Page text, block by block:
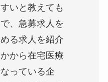
いと教えても
、急募求人を
る求人を紹介
から在宅医療
っている企